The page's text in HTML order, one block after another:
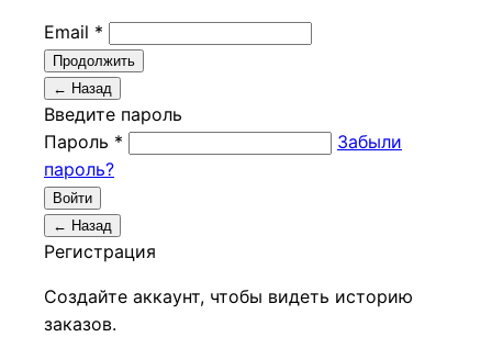
Email *
Продолжить
← Назад
Введите пароль
Пароль *
Забыли
пароль?
Войти
← Назад
Регистрация
Создайте аккаунт, чтобы видеть историю
заказов.